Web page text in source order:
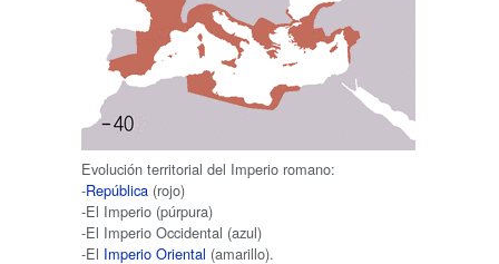
Evolución territorial del Imperio romano:
-República (rojo)
-El Imperio (púrpura)
-El Imperio Occidental (azul)
-El Imperio Oriental (amarillo).